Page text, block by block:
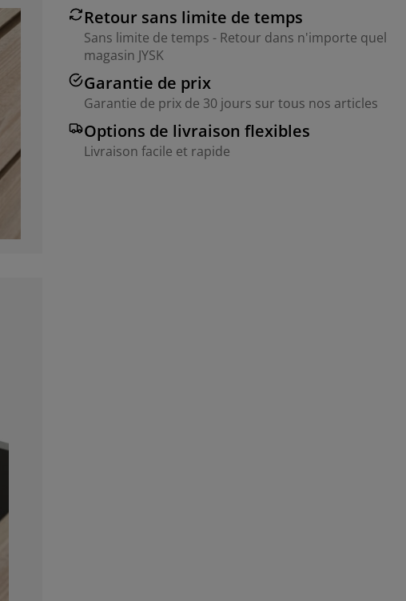
Retour sans limite de temps
Sans limite de temps - Retour dans n'importe quel
magasin JYSK
Garantie de prix
Garantie de prix de 30 jours sur tous nos articles
Options de livraison flexibles
Livraison facile et rapide